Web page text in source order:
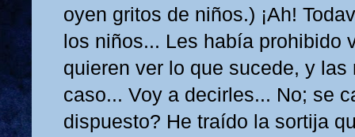
oyen gritos de niños.) ¡Ah!
los niños... Les había prohibido
quieren ver lo que sucede, y las
caso... Voy a decirles... No; se
dispuesto? He traído la sortija